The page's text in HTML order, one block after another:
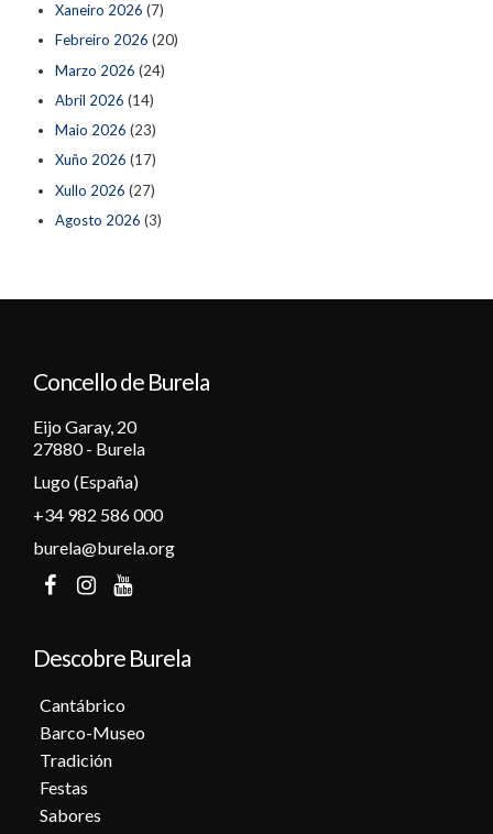
Xaneiro 2026 (7)
Febreiro 2026 (20)
Marzo 2026 (24)
Abril 2026 (14)
Maio 2026 (23)
Xuño 2026 (17)
Xullo 2026 (27)
Agosto 2026 (3)
Concello de Burela
Eijo Garay, 20
27880 - Burela
Lugo (España)
+34 982 586 000
burela@burela.org
Descobre Burela
Cantábrico
Barco-Museo
Tradición
Festas
Sabores